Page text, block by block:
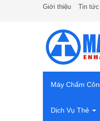
Giới thiệu Tin tức
Máy Chấm
Dịch Vụ Thẻ